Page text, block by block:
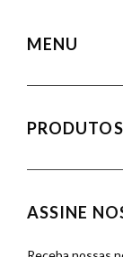
MENU
Home
Blog
Orçamento
PRODUTOS
Aparadores
Cadeiras
ASSINE